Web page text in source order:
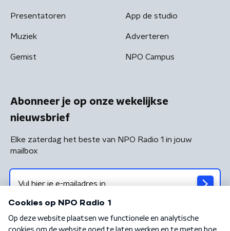
Presentatoren
Muziek
Gemist
App de studio
Adverteren
NPO Campus
Abonneer je op onze wekelijkse
nieuwsbrief
Elke zaterdag het beste van NPO Radio 1 in jouw
mailbox